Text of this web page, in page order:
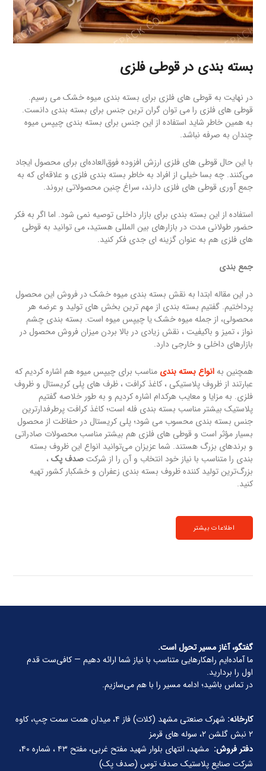
بسته بندی در قوطی فلزی
در نهایت به قوطی های فلزی برای بسته بندی میوه خشک می رسیم.
قوطی های فلزی را می توان گران ترین جنس برای بسته بندی دانست.
به همین خاطر شاید استفاده از این جنس برای بسته بندی چیپس میوه
چندان به صرفه نباشد.
با این حال قوطی های فلزی ارزش افزوده فوق‌العاده‌ای برای محصول ایجاد
می‌کنند. چه بسا خیلی از افراد به خاطر بسته بندی فلزی و علاقه‌ای که به
جمع آوری قوطی های فلزی دارند، سراغ چنین محصولاتی بروند.
استفاده از این بسته بندی برای بازار داخلی توصیه نمی شود. اما اگر به فکر
حضور طولانی مدت در بازارهای بین المللی هستید، می توانید به قوطی
های فلزی هم به عنوان گزینه ای جدی فکر کنید.
جمع بندی
در این مقاله ابتدا به نقش بسته بندی میوه خشک در فروش این محصول
پرداختیم. گفتیم بسته بندی از مهم ترین بخش های تولید و عرضه هر
محصولی، از جمله میوه خشک یا چیپس میوه است. بسته بندی چشم
نواز ، تمیز و باکیفیت ، نقش زیادی در بالا بردن میزان فروش محصول در
بازارهای داخلی و خارجی دارد.
همچنین بهانواع بسته بندی مناسب برای چیپس میوه هم اشاره کردیم که
عبارتند از ظروف پلاستیکی ، کاغذ کرافت ، ظرف های پلی کریستال و ظروف
فلزی. به مزایا و معایب هرکدام اشاره کردیم و به طور خلاصه گفتیم
پلاستیک بیشتر مناسب بسته بندی فله است؛ کاغذ کرافت پرطرفدارترین
جنس بسته بندی محسوب می شود؛ پلی کریستال در حفاظت از محصول
بسیار مؤثر است و قوطی های فلزی هم بیشتر مناسب محصولات صادراتی
و برندهای بزرگ هستند. شما عزیزان می‌توانید انواع این ظروف بسته
بندی را متناسب با نیاز خود انتخاب و آن را از شرکتصدف پک،
بزرگ‌ترین تولید کننده ظروف بسته بندی زعفران و خشکبار کشور تهیه
کنید.
اطلاعات بیشتر
گفتگو، آغاز مسیر تحول است.
ما آماده‌ایم راهکارهایی متناسب با نیاز شما ارائه دهیم — کافی‌ست قدم
اول را بردارید.
در تماس باشید؛ ادامه مسیر را با هم می‌سازیم.
کارخانه:
شهرک صنعتی مشهد (کلات) فاز ۴، میدان همت سمت چپ، کاوه
۲ نبش گلشن ۲، سوله های قرمز
دفتر فروش:
مشهد، انتهای بلوار شهید مفتح غربی، مفتح ۴۳ ، شماره ۴۰،
شرکت صنایع پلاستیک صدف توس (صدف پک)